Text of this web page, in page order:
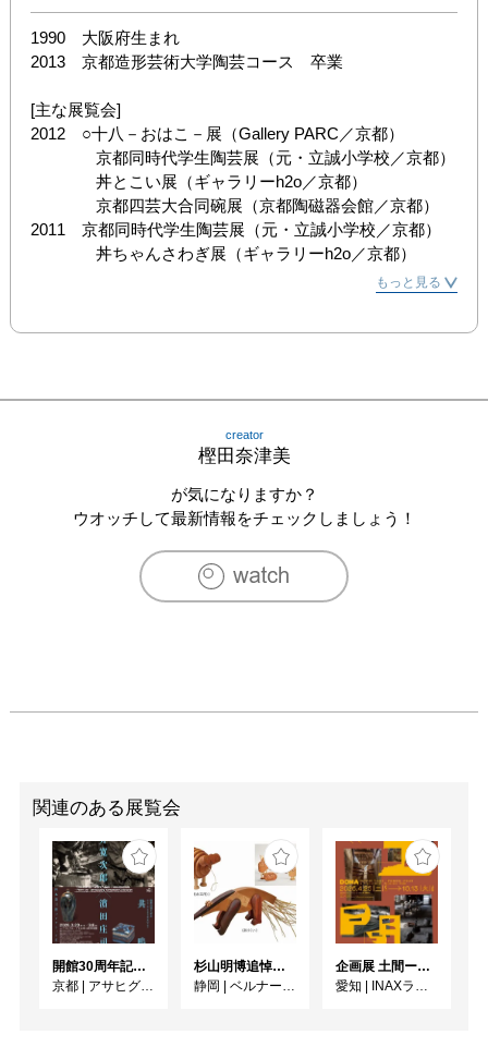
1990　大阪府生まれ
2013　京都造形芸術大学陶芸コース　卒業
[主な展覧会]
2012　○十八－おはこ－展（Gallery PARC／京都）
京都同時代学生陶芸展（元・立誠小学校／京都）
丼とこい展（ギャラリーh2o／京都）
京都四芸大合同碗展（京都陶磁器会館／京都）
2011　京都同時代学生陶芸展（元・立誠小学校／京都）
丼ちゃんさわぎ展（ギャラリーh2o／京都）
もっと見る
creator
樫田奈津美
が気になりますか？
ウオッチして最新情報をチェックしましょう！
関連のある展覧会
開館30周年記念 山本爲三郎・河井寬次郎没後60年記念 「共鳴 河井寬次郎 × 濱田庄司 ー山本爲三郎コレクションより」
京都 | アサヒグループ大山崎山荘美術館
杉山明博追悼展 木とわたし―木工の妙技と美術教育
静岡 | ベルナール・ビュフェ美術館
企画展 土間ーつくって、つかって、再発見ー
愛知 | INAXライブミュージアム